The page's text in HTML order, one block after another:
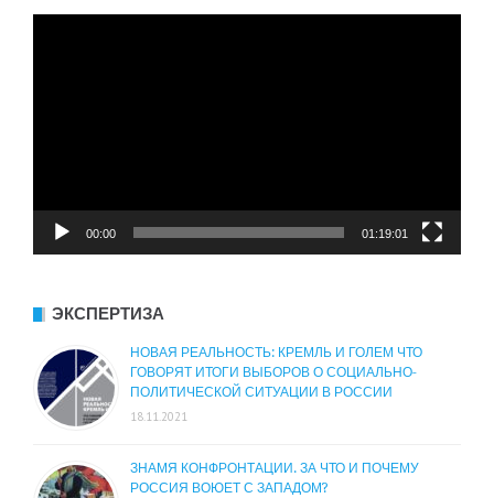
00:00 01:19:01
ЭКСПЕРТИЗА
НОВАЯ РЕАЛЬНОСТЬ: КРЕМЛЬ И ГОЛЕМ ЧТО
ГОВОРЯТ ИТОГИ ВЫБОРОВ О СОЦИАЛЬНО-
ПОЛИТИЧЕСКОЙ СИТУАЦИИ В РОССИИ
18.11.2021
ЗНАМЯ КОНФРОНТАЦИИ. ЗА ЧТО И ПОЧЕМУ
РОССИЯ ВОЮЕТ С ЗАПАДОМ?